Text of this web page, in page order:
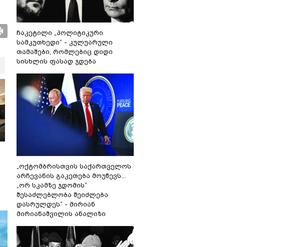
ჩაკეტილი „პოლიტიკური
სამკუთხედი“ - კულუარული
თამაშები, რომლებიც დიდი
სისხლის ფასად ჯდება
„ოქტომბრისთვის საქართველოს
არჩევანის გაკეთება მოუწევს...
„ორ სკამზე ჯდომის“
შესაძლებლობა შეიძლება
დასრულდეს“ - მირიან
მირიანაშვილის ანალიზი